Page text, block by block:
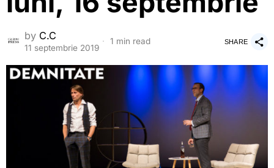
by C.C
11 septembrie 2019
1 min read SHARE